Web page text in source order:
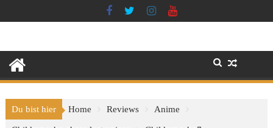
to
Du bist hier Home Reviews Anime